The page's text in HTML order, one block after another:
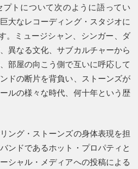
トについて次のように語ってい
大なレコーディング・スタジオに
。ミュージシャン、シンガー、ダ
異なる文化、サブカルチャーから
部屋の向こう側で互いに呼応して
ドの断片を背負い、ストーンズが
ルの様々な時代、何十年という歴
ング・ストーンズの身体表現を担
ンドであるホット・プロパティと
シャル・メディアへの投稿による